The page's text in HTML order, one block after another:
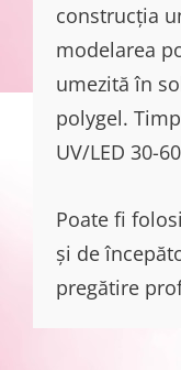
construcția
modelarea
umezită în
polygel.
UV/LED 30-
Poate fi
și de
pregătire